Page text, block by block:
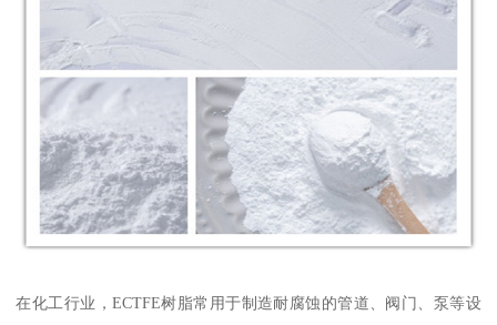
在化工行业，ECTFE树脂常用于制造耐腐蚀的管道、阀门、泵等设